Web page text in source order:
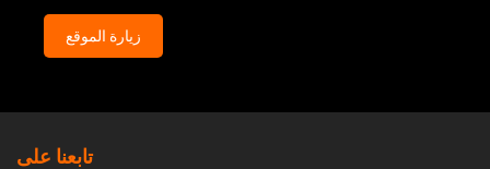
زيارة الموقع
تابعنا على